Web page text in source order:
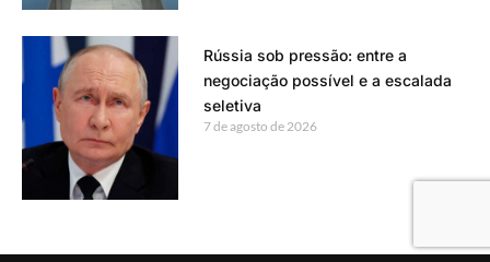
Rússia sob pressão: entre a
negociação possível e a escalada
seletiva
7 de agosto de 2026